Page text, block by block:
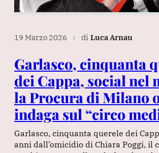
19 Marzo 2026 ∎ di Luca Arnau
Garlasco, cinquanta
dei Cappa, social nel
la Procura di Milano
indaga sul “circo
Garlasco, cinquanta querele dei
anni dall’omicidio di Chiara Poggi, il